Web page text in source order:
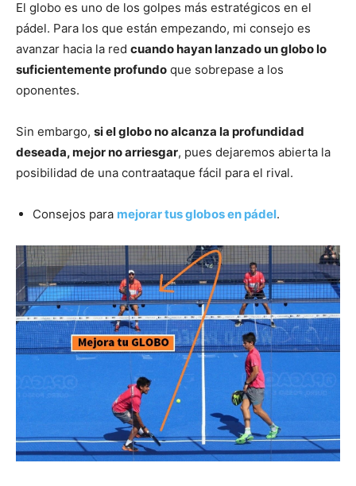
El globo es uno de los golpes más estratégicos en el
pádel. Para los que están empezando, mi consejo es
avanzar hacia la red cuando hayan lanzado un globo lo
suficientemente profundo que sobrepase a los
oponentes.
Sin embargo, si el globo no alcanza la profundidad
deseada, mejor no arriesgar, pues dejaremos abierta la
posibilidad de una contraataque fácil para el rival.
Consejos para mejorar tus globos en pádel.